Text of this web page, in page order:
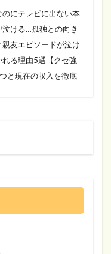
にテレビに出ない本
ける…孤独との向き
友エピソードが泣け
る理由5選【クセ強
と現在の収入を徹底